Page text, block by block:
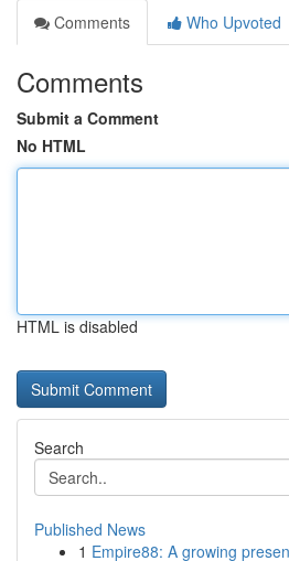
Comments
Who Upvoted
Comments
Submit a Comment
No HTML
HTML is disabled
Search
Published News
1 Empire88: A growing